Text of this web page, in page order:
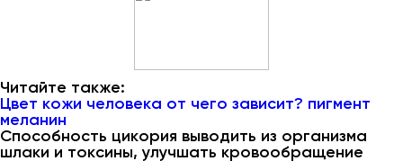
Читайте также:
Цвет кожи человека от чего зависит? пигмент
меланин
Способность цикория выводить из организма
шлаки и токсины, улучшать кровообращение